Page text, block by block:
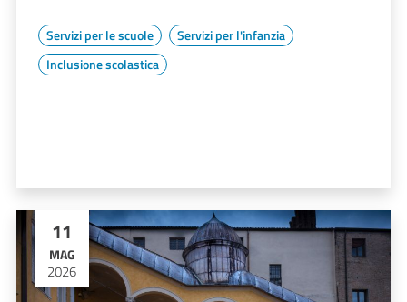
Servizi per le scuole
Servizi per l'infanzia
Inclusione scolastica
11
MAG
2026